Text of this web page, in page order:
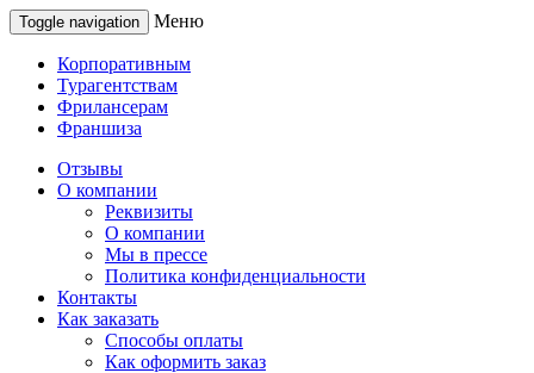
Toggle navigation Меню
Корпоративным
Турагентствам
Фрилансерам
Франшиза
Отзывы
О компании
Реквизиты
О компании
Мы в прессе
Политика конфиденциальности
Контакты
Как заказать
Способы оплаты
Как оформить заказ